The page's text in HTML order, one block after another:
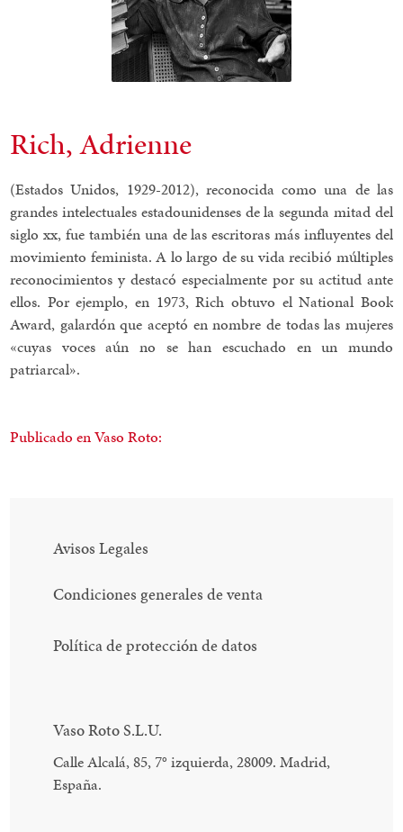
Rich, Adrienne
(Estados Unidos, 1929-2012), reconocida como una de las
grandes intelectuales estadounidenses de la segunda mitad del
siglo xx, fue también una de las escritoras más influyentes del
movimiento feminista. A lo largo de su vida recibió múltiples
reconocimientos y destacó especialmente por su actitud ante
ellos. Por ejemplo, en 1973, Rich obtuvo el National Book
Award, galardón que aceptó en nombre de todas las mujeres
«cuyas voces aún no se han escuchado en un mundo
patriarcal».
Publicado en Vaso Roto:
Avisos Legales
Condiciones generales de venta
Política de protección de datos
Vaso Roto S.L.U.
Calle Alcalá, 85, 7° izquierda, 28009. Madrid,
España.